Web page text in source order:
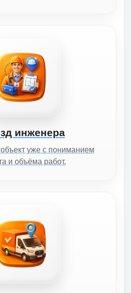
инженера
уже с пониманием
и объёма работ.